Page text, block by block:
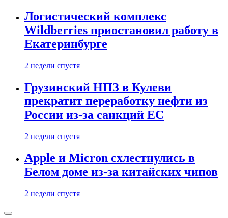
Логистический комплекс
Wildberries приостановил работу в
Екатеринбурге
2 недели спустя
Грузинский НПЗ в Кулеви
прекратит переработку нефти из
России из-за санкций ЕС
2 недели спустя
Apple и Micron схлестнулись в
Белом доме из-за китайских чипов
2 недели спустя